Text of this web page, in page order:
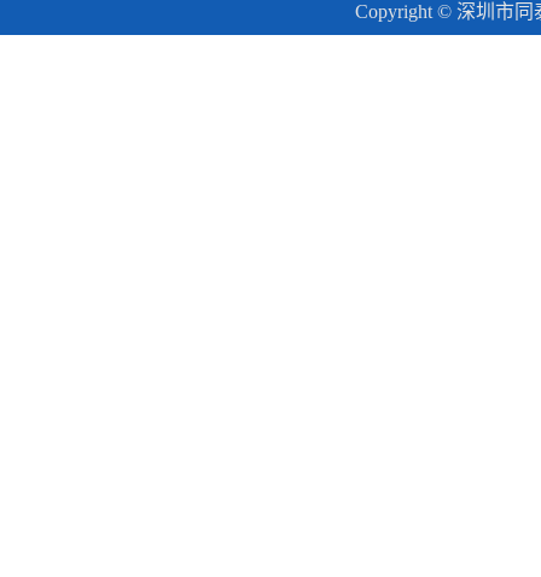
Copyright © 深圳市同